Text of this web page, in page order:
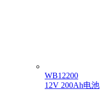
WB12200
12V 200Ah电池